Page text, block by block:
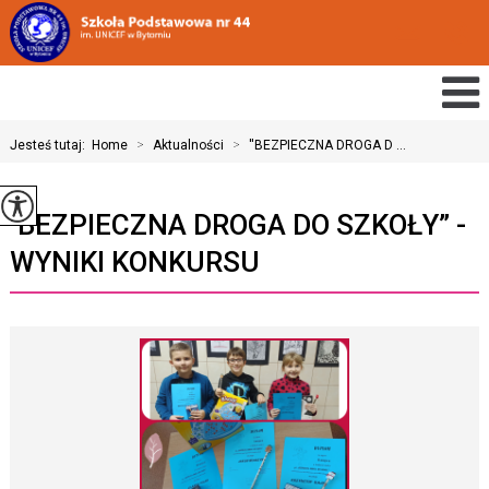
Jesteś tutaj: Home > Aktualności > ''BEZPIECZNA DROGA D ...
''BEZPIECZNA DROGA DO SZKOŁY” -
WYNIKI KONKURSU